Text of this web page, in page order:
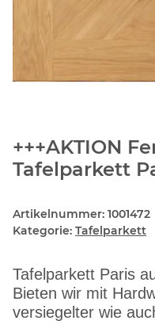
+++AKTION
Tafelparkett
Artikelnummer: 1001472
Kategorie: Tafelparkett
Tafelparkett Paris
Bieten wir mit
versiegelter wie